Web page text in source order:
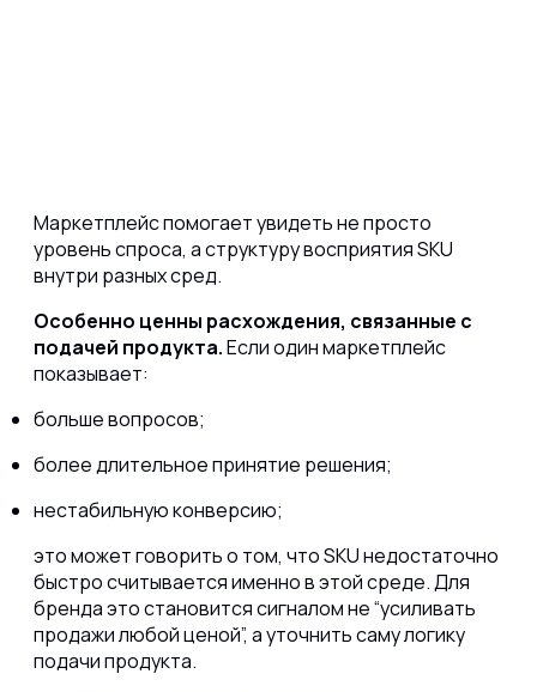
Маркетплейс помогает увидеть не просто
уровень спроса, а структуру восприятия SKU
внутри разных сред.
Особенно ценны расхождения, связанные с
подачей продукта.Если один маркетплейс
показывает:
больше вопросов;
более длительное принятие решения;
нестабильную конверсию;
это может говорить о том, что SKU недостаточно
быстро считывается именно в этой среде. Для
бренда это становится сигналом не “усиливать
продажи любой ценой”, а уточнить саму логику
подачи продукта.